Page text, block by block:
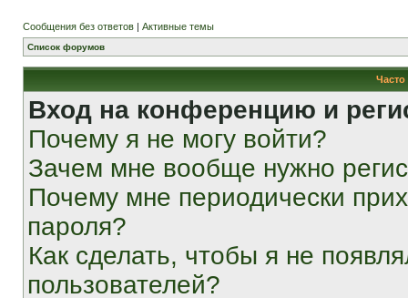
Сообщения без ответов | Активные темы
Список форумов
Вход на конференцию и
Почему я не могу войти?
Зачем мне вообще нужно
Почему мне периодически
пароля?
Как сделать, чтобы я не
пользователей?